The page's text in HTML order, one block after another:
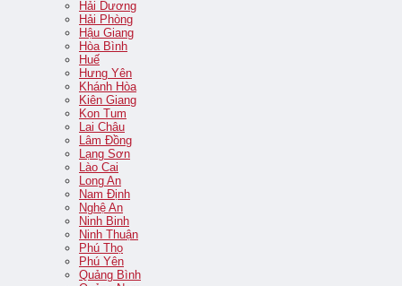
Hải Dương
Hải Phòng
Hậu Giang
Hòa Bình
Huế
Hưng Yên
Khánh Hòa
Kiên Giang
Kon Tum
Lai Châu
Lâm Đồng
Lạng Sơn
Lào Cai
Long An
Nam Định
Nghệ An
Ninh Binh
Ninh Thuận
Phú Thọ
Phú Yên
Quảng Bình